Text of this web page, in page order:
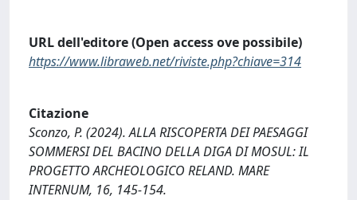
URL dell'editore (Open access ove possibile)
https://www.libraweb.net/riviste.php?chiave=314
Citazione
Sconzo, P. (2024). ALLA RISCOPERTA DEI PAESAGGI
SOMMERSI DEL BACINO DELLA DIGA DI MOSUL: IL
PROGETTO ARCHEOLOGICO RELAND. MARE
INTERNUM, 16, 145-154.